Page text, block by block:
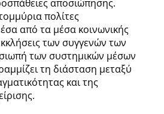
αποσιώπησης.
πολίτες
από τα μέσα κοινωνικής
των συγγενών των
των συστημικών μέσων
τη διάσταση μεταξύ
και της